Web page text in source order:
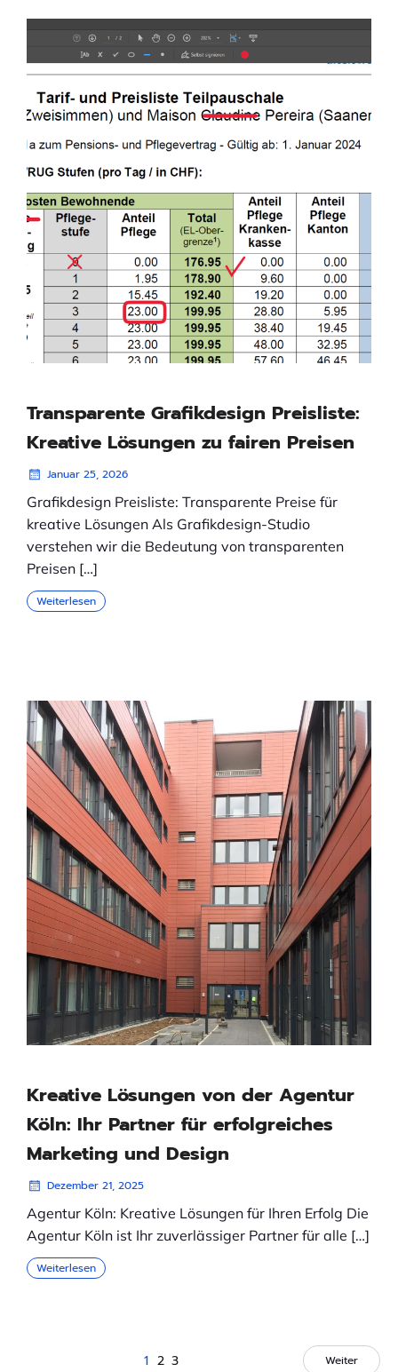
Transparente Grafikdesign Preisliste:
Kreative Lösungen zu fairen Preisen
Januar 25, 2026
Grafikdesign Preisliste: Transparente Preise für
kreative Lösungen Als Grafikdesign-Studio
verstehen wir die Bedeutung von transparenten
Preisen […]
Weiterlesen
Kreative Lösungen von der Agentur
Köln: Ihr Partner für erfolgreiches
Marketing und Design
Dezember 21, 2025
Agentur Köln: Kreative Lösungen für Ihren Erfolg Die
Agentur Köln ist Ihr zuverlässiger Partner für alle […]
Weiterlesen
1 2 3 Weiter